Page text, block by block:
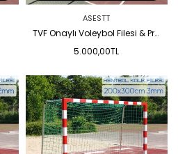
ASESTT
TVF Onaylı Voleybol Filesi & Profesyonel
5.000,00TL